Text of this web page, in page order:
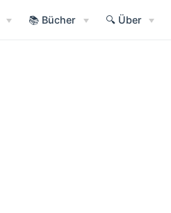
📚 Bücher 🔍 Über